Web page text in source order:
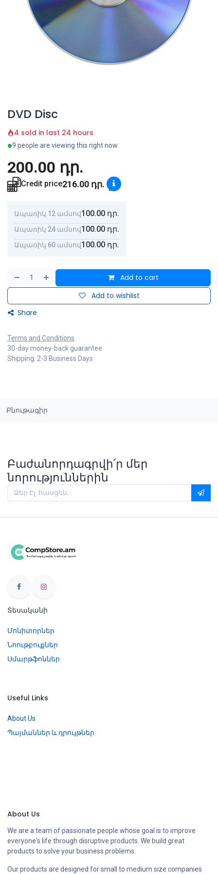
DVD Disc
4 sold in last 24 hours
9 people are viewing this right now
200.00 դր.
Credit price216.00 դր.
Ապառիկ 12 ամսով100.00 դր.
Ապառիկ 24 ամսով100.00 դր.
Ապառիկ 60 ամսով100.00 դր.
Add to cart
Add to wishlist
Share
Terms and Conditions
30-day money-back guarantee
Shipping: 2-3 Business Days
Բնութագիր
Բաժանորդագրվի՛ր մեր
նորություններին
Տեսականի
Մոնիտորներ
Նոութբուքներ
Սմարթֆոններ
Useful Links
About Us
Պայմաններ և դրույթներ
About Us
We are a team of passionate people whose goal is to improve
everyone's life through disruptive products. We build great
products to solve your business problems.
Our products are designed for small to medium size companies